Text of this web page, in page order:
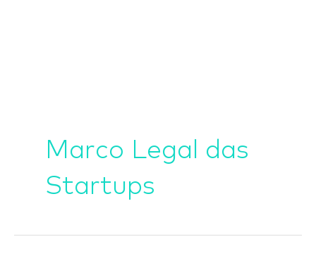
Marco Legal das
Startups